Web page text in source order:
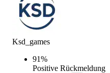
Ksd_games
91%
Positive Rückmeldung